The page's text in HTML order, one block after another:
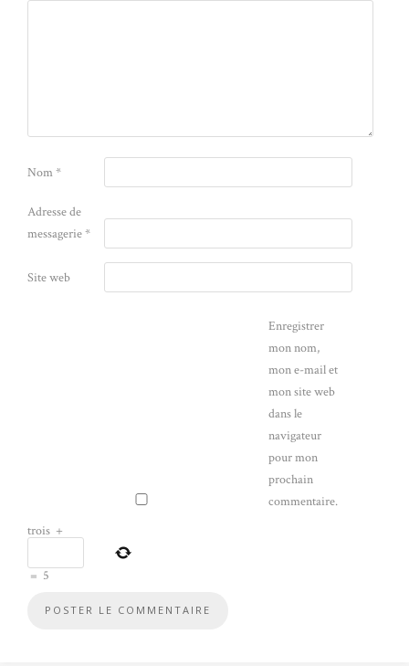
Nom*
Adresse de
messagerie*
Site web
Enregistrer
mon nom,
mon e-mail et
mon site web
dans le
navigateur
pour mon
prochain
commentaire.
trois +
= 5